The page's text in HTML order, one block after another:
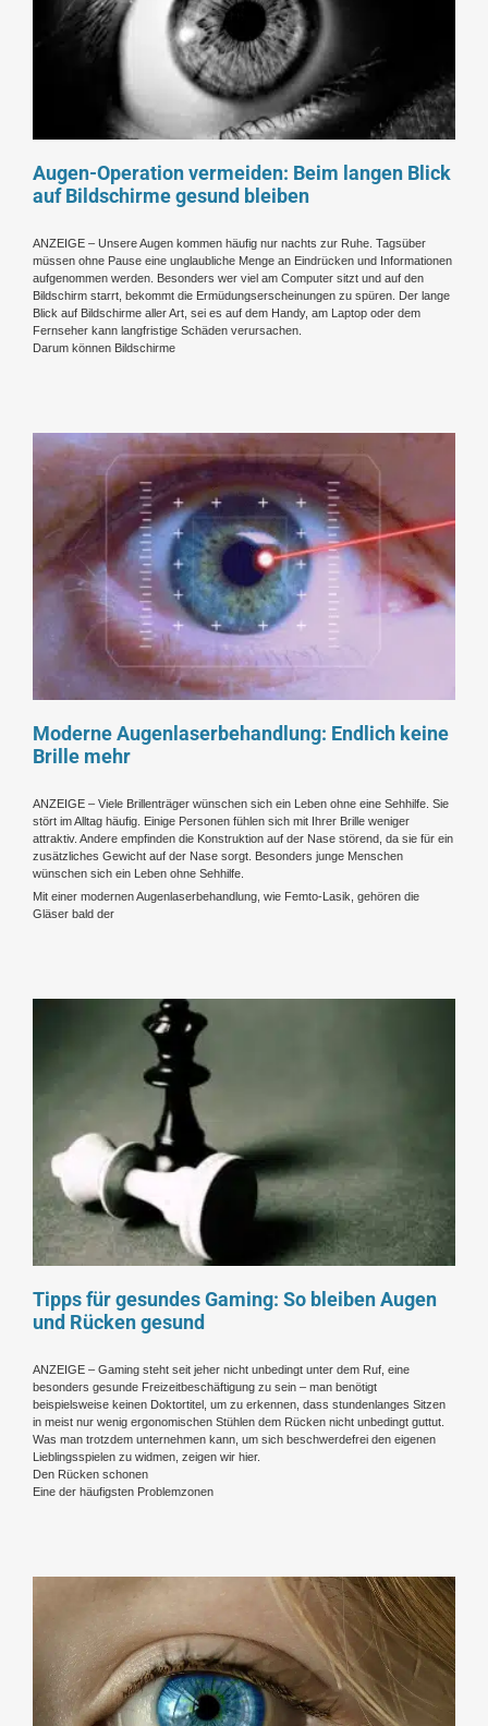
Augen-Operation vermeiden: Beim langen Blick
auf Bildschirme gesund bleiben
ANZEIGE – Unsere Augen kommen häufig nur nachts zur Ruhe. Tagsüber
müssen ohne Pause eine unglaubliche Menge an Eindrücken und Informationen
aufgenommen werden. Besonders wer viel am Computer sitzt und auf den
Bildschirm starrt, bekommt die Ermüdungserscheinungen zu spüren. Der lange
Blick auf Bildschirme aller Art, sei es auf dem Handy, am Laptop oder dem
Fernseher kann langfristige Schäden verursachen.
Darum können Bildschirme
Moderne Augenlaserbehandlung: Endlich keine
Brille mehr
ANZEIGE – Viele Brillenträger wünschen sich ein Leben ohne eine Sehhilfe. Sie
stört im Alltag häufig. Einige Personen fühlen sich mit Ihrer Brille weniger
attraktiv. Andere empfinden die Konstruktion auf der Nase störend, da sie für ein
zusätzliches Gewicht auf der Nase sorgt. Besonders junge Menschen
wünschen sich ein Leben ohne Sehhilfe.
Mit einer modernen Augenlaserbehandlung, wie Femto-Lasik, gehören die
Gläser bald der
Tipps für gesundes Gaming: So bleiben Augen
und Rücken gesund
ANZEIGE – Gaming steht seit jeher nicht unbedingt unter dem Ruf, eine
besonders gesunde Freizeitbeschäftigung zu sein – man benötigt
beispielsweise keinen Doktortitel, um zu erkennen, dass stundenlanges Sitzen
in meist nur wenig ergonomischen Stühlen dem Rücken nicht unbedingt guttut.
Was man trotzdem unternehmen kann, um sich beschwerdefrei den eigenen
Lieblingsspielen zu widmen, zeigen wir hier.
Den Rücken schonen
Eine der häufigsten Problemzonen